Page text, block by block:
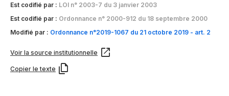
Est codifié par : LOI n° 2003-7 du 3 janvier 2003
Est codifié par : Ordonnance n° 2000-912 du 18 septembre 2000
Modifié par : Ordonnance n°2019-1067 du 21 octobre 2019 - art. 2
Voir la source institutionnelle
Copier le texte